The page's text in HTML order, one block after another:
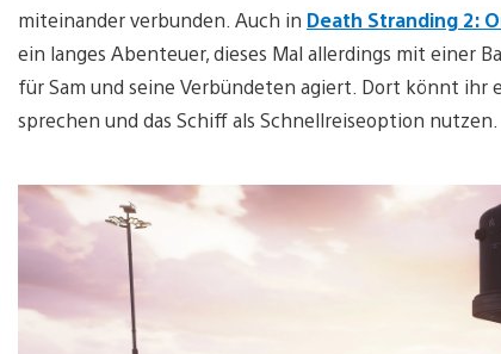
miteinander verbunden. Auch in Death Stranding 2:
ein langes Abenteuer, dieses Mal allerdings mit einer
für Sam und seine Verbündeten agiert. Dort könnt ihr
sprechen und das Schiff als Schnellreiseoption nutzen.